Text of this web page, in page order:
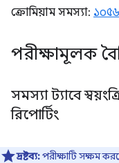
ক্রোমিয়াম সমস্যা:
পরীক্ষামূলক
সমস্যা ট্যাবে
রিপোর্টিং
দ্রষ্টব্য:পরীক্ষাটি সক্ষম